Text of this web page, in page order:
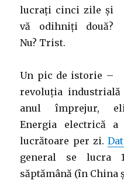
lucrați cinci zile și
vă odihniți două?
Nu? Trist.
Un pic de istorie –
revoluția
anul împrejur,
Energia electrică
lucrătoare per zi.
general se lucra
săptămână (în China